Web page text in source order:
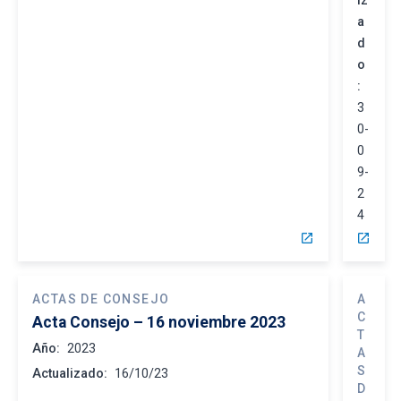
open_in_new
a
d
o
:
3
0-
0
9-
2
4
open_in_new
ACTAS DE CONSEJO
Acta Consejo – 16 noviembre 2023
Año: 2023
Actualizado: 16/10/23
A
C
T
A
S
D